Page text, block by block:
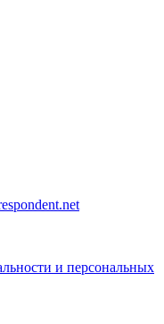
и персональных